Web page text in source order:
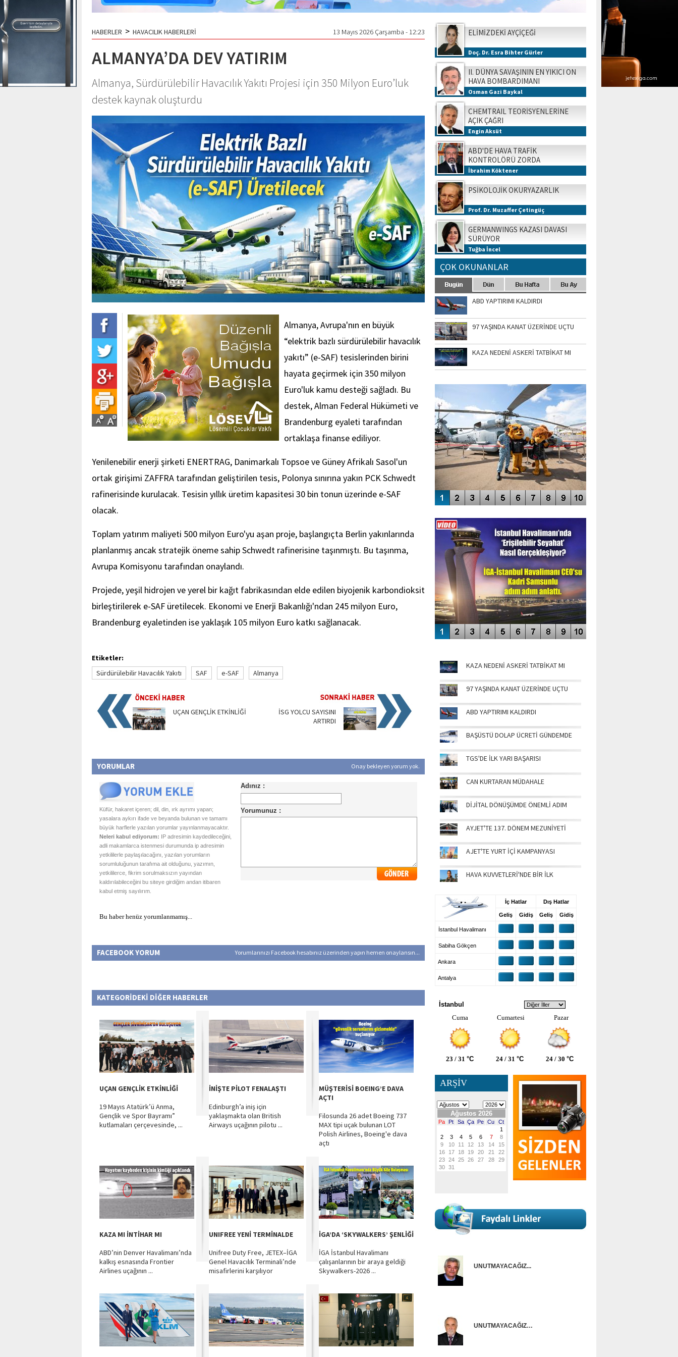
HABERLER > HAVACILIK HABERLERİ 13 Mayıs 2026 Çarşamba - 12:23
ALMANYA’DA DEV YATIRIM
Almanya, Sürdürülebilir Havacılık Yakıtı Projesi için 350 Milyon Euro’luk
destek kaynak oluşturdu
Almanya, Avrupa'nın en büyük
“elektrik bazlı sürdürülebilir havacılık
yakıtı” (e-SAF) tesislerinden birini
hayata geçirmek için 350 milyon
Euro'luk kamu desteği sağladı. Bu
destek, Alman Federal Hükümeti ve
Brandenburg eyaleti tarafından
ortaklaşa finanse ediliyor.
Yenilenebilir enerji şirketi ENERTRAG, Danimarkalı Topsoe ve Güney Afrikalı Sasol'un
ortak girişimi ZAFFRA tarafından geliştirilen tesis, Polonya sınırına yakın PCK Schwedt
rafinerisinde kurulacak. Tesisin yıllık üretim kapasitesi 30 bin tonun üzerinde e-SAF
olacak.
Toplam yatırım maliyeti 500 milyon Euro'yu aşan proje, başlangıçta Berlin yakınlarında
planlanmış ancak stratejik öneme sahip Schwedt rafinerisine taşınmıştı. Bu taşınma,
Avrupa Komisyonu tarafından onaylandı.
Projede, yeşil hidrojen ve yerel bir kağıt fabrikasından elde edilen biyojenik karbondioksit
birleştirilerek e-SAF üretilecek. Ekonomi ve Enerji Bakanlığı'ndan 245 milyon Euro,
Brandenburg eyaletinden ise yaklaşık 105 milyon Euro katkı sağlanacak.
Etiketler:
Sürdürülebilir Havacılık Yakıtı
SAF e-SAF Almanya
UÇAN GENÇLİK ETKİNLİĞİ
İSG YOLCU SAYISINI
ARTIRDI
YORUMLAR Onay bekleyen yorum yok.
Küfür, hakaret içeren; dil, din, ırk ayrımı yapan;
yasalara aykırı ifade ve beyanda bulunan ve tamamı
büyük harflerle yazılan yorumlar yayınlanmayacaktır.
Neleri kabul ediyorum: IP adresimin kaydedileceğini,
adli makamlarca istenmesi durumunda ip adresimin
yetkililerle paylaşılacağını, yazılan yorumların
sorumluluğunun tarafıma ait olduğunu, yazımın,
yetkililerce, fikrim sorulmaksızın yayından
kaldırılabileceğini bu siteye girdiğim andan itibaren
kabul etmiş sayılırım.
Bu haber henüz yorumlanmamış...
FACEBOOK YORUM Yorumlarınızı Facebook hesabınız üzerinden yapın hemen onaylansın...
KATEGORİDEKİ DİĞER HABERLER
UÇAN GENÇLİK ETKİNLİĞİ
19 Mayıs Atatürk’ü Anma,
Gençlik ve Spor Bayramı”
kutlamaları çerçevesinde, ...
İNİŞTE PİLOT FENALAŞTI
Edinburgh’a iniş için
yaklaşmakta olan British
Airways uçağının pilotu ...
MÜŞTERİSİ BOEING’E DAVA
AÇTI
Filosunda 26 adet Boeing 737
MAX tipi uçak bulunan LOT
Polish Airlines, Boeing'e dava
açtı
KAZA MI İNTİHAR MI
ABD’nin Denver Havalimanı’nda
kalkış esnasında Frontier
Airlines uçağının ...
UNIFREE YENİ TERMİNALDE
Unifree Duty Free, JETEX–İGA
Genel Havacılık Terminali’nde
misafirlerini karşılıyor
İGA’DA ‘SKYWALKERS’ ŞENLİĞİ
İGA İstanbul Havalimanı
çalışanlarının bir araya geldiği
Skywalkers-2026 ...
ELİMİZDEKİ AYÇİÇEĞİ
Doç. Dr. Esra Bihter Gürler
II. DÜNYA SAVAŞININ EN YIKICI ON
HAVA BOMBARDIMANI
Osman Gazi Baykal
CHEMTRAIL TEORİSYENLERİNE
AÇIK ÇAĞRI
Engin Aksüt
ABD'DE HAVA TRAFİK
KONTROLÖRÜ ZORDA
İbrahim Köktener
PSİKOLOJİK OKURYAZARLIK
Prof. Dr. Muzaffer Çetingüç
GERMANWINGS KAZASI DAVASI
SÜRÜYOR
Tuğba İncel
ÇOK OKUNANLAR
ABD YAPTIRIMI KALDIRDI
97 YAŞINDA KANAT ÜZERİNDE UÇTU
KAZA NEDENİ ASKERİ TATBİKAT MI
SİNGAPUR AIRSHOW-2020
ENGELLERİN AŞILDIĞI HAVALİMANI
KAZA NEDENİ ASKERİ TATBİKAT MI
97 YAŞINDA KANAT ÜZERİNDE UÇTU
ABD YAPTIRIMI KALDIRDI
BAŞÜSTÜ DOLAP ÜCRETİ GÜNDEMDE
TGS'DE İLK YARI BAŞARISI
CAN KURTARAN MÜDAHALE
DİJİTAL DÖNÜŞÜMDE ÖNEMLİ ADIM
AYJET'TE 137. DÖNEM MEZUNİYETİ
AJET'TE YURT İÇİ KAMPANYASI
HAVA KUVVETLERİ'NDE BİR İLK
İç Hatlar Dış Hatlar
Geliş Gidiş Geliş Gidiş
İstanbul Havalimanı
Sabiha Gökçen
Ankara
Antalya
İstanbul
Cuma
Cumartesi Pazar
23 / 31 °C 24 / 31 °C 24 / 30 °C
ARŞİV
UNUTMAYACAĞIZ...
UNUTMAYACAĞIZ…